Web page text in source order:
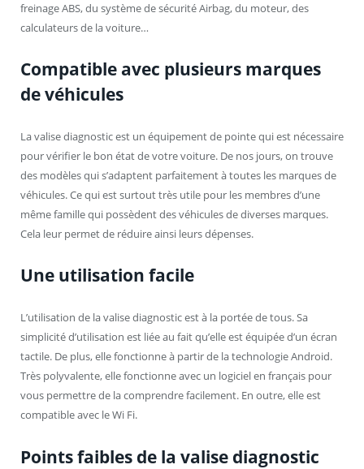
freinage ABS, du système de sécurité Airbag, du moteur, des
calculateurs de la voiture…
Compatible avec plusieurs marques
de véhicules
La valise diagnostic est un équipement de pointe qui est nécessaire
pour vérifier le bon état de votre voiture. De nos jours, on trouve
des modèles qui s’adaptent parfaitement à toutes les marques de
véhicules. Ce qui est surtout très utile pour les membres d’une
même famille qui possèdent des véhicules de diverses marques.
Cela leur permet de réduire ainsi leurs dépenses.
Une utilisation facile
L’utilisation de la valise diagnostic est à la portée de tous. Sa
simplicité d’utilisation est liée au fait qu’elle est équipée d’un écran
tactile. De plus, elle fonctionne à partir de la technologie Android.
Très polyvalente, elle fonctionne avec un logiciel en français pour
vous permettre de la comprendre facilement. En outre, elle est
compatible avec le Wi Fi.
Points faibles de la valise diagnostic